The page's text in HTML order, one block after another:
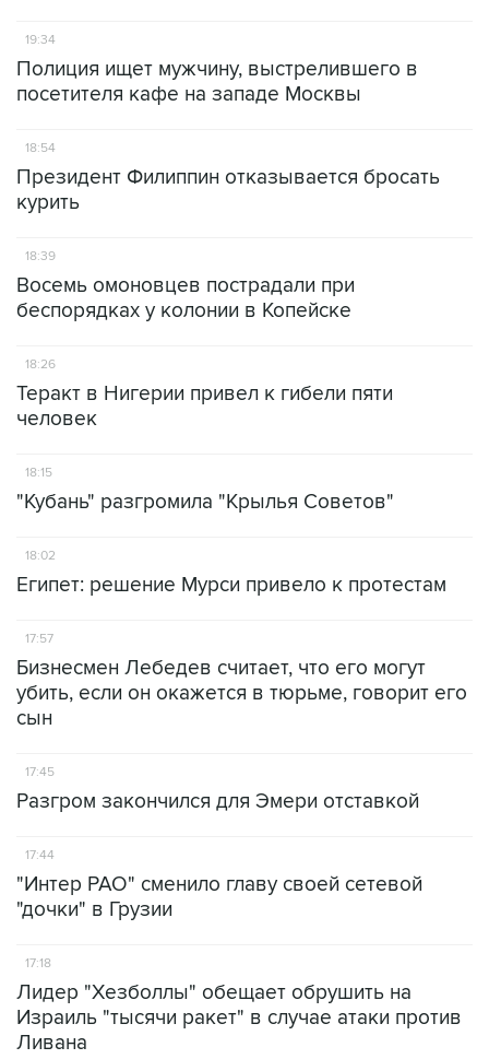
19:34
Полиция ищет мужчину, выстрелившего в
посетителя кафе на западе Москвы
18:54
Президент Филиппин отказывается бросать
курить
18:39
Восемь омоновцев пострадали при
беспорядках у колонии в Копейске
18:26
Теракт в Нигерии привел к гибели пяти
человек
18:15
"Кубань" разгромила "Крылья Советов"
18:02
Египет: решение Мурси привело к протестам
17:57
Бизнесмен Лебедев считает, что его могут
убить, если он окажется в тюрьме, говорит его
сын
17:45
Разгром закончился для Эмери отставкой
17:44
"Интер РАО" сменило главу своей сетевой
"дочки" в Грузии
17:18
Лидер "Хезболлы" обещает обрушить на
Израиль "тысячи ракет" в случае атаки против
Ливана